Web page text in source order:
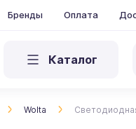
Бренды Оплата
Каталог
Wolta